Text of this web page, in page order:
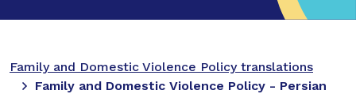
Family and Domestic Violence Policy translations
Family and Domestic Violence Policy - Persian